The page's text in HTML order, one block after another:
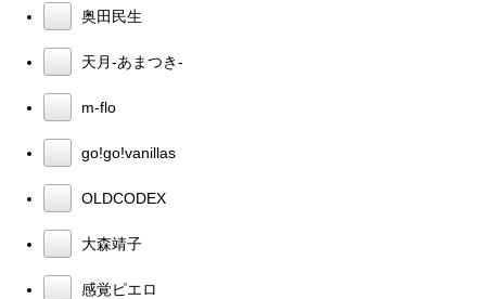
奥田民生
天月-あまつき-
m-flo
go!go!vanillas
OLDCODEX
大森靖子
感覚ピエロ